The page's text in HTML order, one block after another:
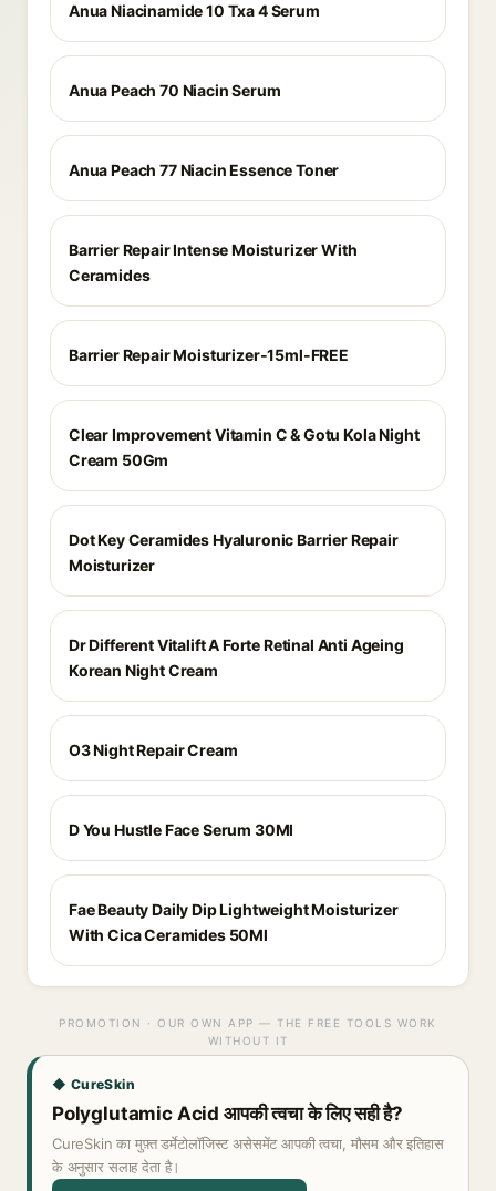
Anua Niacinamide 10 Txa 4 Serum
Anua Peach 70 Niacin Serum
Anua Peach 77 Niacin Essence Toner
Barrier Repair Intense Moisturizer With
Ceramides
Barrier Repair Moisturizer-15ml-FREE
Clear Improvement Vitamin C & Gotu Kola Night
Cream 50Gm
Dot Key Ceramides Hyaluronic Barrier Repair
Moisturizer
Dr Different Vitalift A Forte Retinal Anti Ageing
Korean Night Cream
O3 Night Repair Cream
D You Hustle Face Serum 30Ml
Fae Beauty Daily Dip Lightweight Moisturizer
With Cica Ceramides 50Ml
PROMOTION · OUR OWN APP — THE FREE TOOLS WORK
WITHOUT IT
◆ CureSkin
Polyglutamic Acid आपकी त्वचा के लिए सही है?
CureSkin का मुफ़्त डर्मेटोलॉजिस्ट असेसमेंट आपकी त्वचा, मौसम और इतिहास
के अनुसार सलाह देता है।